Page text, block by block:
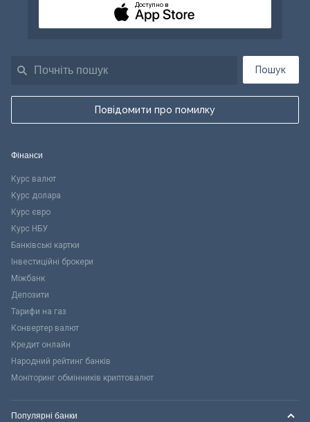
Пошук
Повідомити про помилку
Доступно в
Фінанси
Курс валют
Курс долара
Курс євро
Курс НБУ
Банківські картки
Інвестиційні брокери
Міжбанк
Депозити
Тарифи на газ
Конвертер валют
Кредит онлайн
Народний рейтинг банків
Моніторинг обмінників криптовалют
Популярні банки